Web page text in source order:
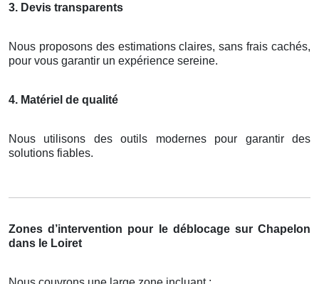
3. Devis transparents
Nous proposons des estimations claires, sans frais cachés,
pour vous garantir un expérience sereine.
4. Matériel de qualité
Nous utilisons des outils modernes pour garantir des
solutions fiables.
Zones d’intervention pour le déblocage sur Chapelon
dans le Loiret